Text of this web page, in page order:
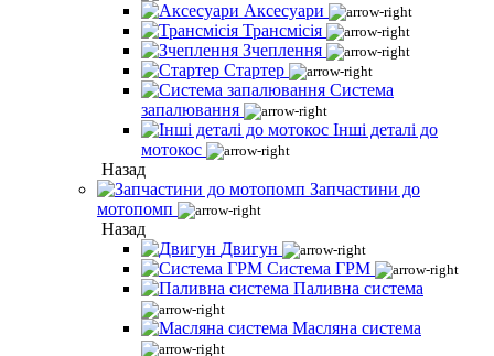
Аксесуари
Трансмісія
Зчеплення
Стартер
Система
запалювання
Інші деталі до
мотокос
Назад
Запчастини до
мотопомп
Назад
Двигун
Система ГРМ
Паливна система
Масляна система